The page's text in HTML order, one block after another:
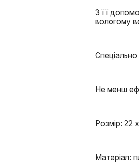
З її
вологому
Не менш
Розмір: 22
Матеріал: